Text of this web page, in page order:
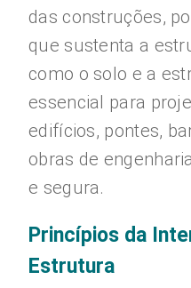
das construções,
que sustenta a
como o solo e a
essencial para
edifícios, pontes,
obras de
e segura.
Princípios da
Estrutura